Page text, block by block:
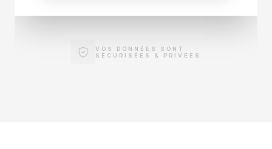
VOS DONNÉES SONT
SÉCURISÉES & PRIVÉES